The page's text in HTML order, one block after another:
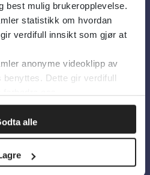
best mulig brukeropplevelse.
statistikk om hvordan
verdifull innsikt som gjør at
anonyme videoklipp av
Dette gir verdifull
alle